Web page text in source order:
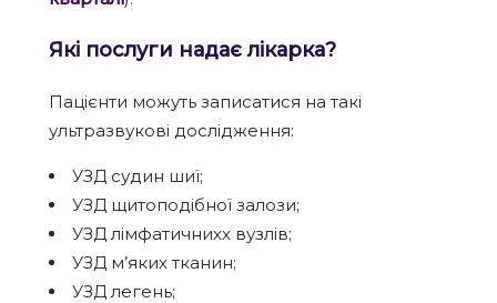
Які послуги надає лікарка?
Пацієнти можуть записатися на такі
ультразвукові дослідження:
УЗД судин шиї;
УЗД щитоподібної залози;
УЗД лімфатичнихх вузлів;
УЗД м’яких тканин;
УЗД легень;